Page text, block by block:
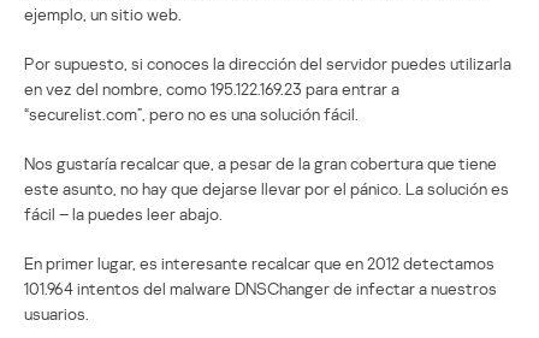
ejemplo, un sitio web.
Por supuesto, si conoces la dirección del servidor puedes utilizarla
en vez del nombre, como 195.122.169.23 para entrar a
“securelist.com”, pero no es una solución fácil.
Nos gustaría recalcar que, a pesar de la gran cobertura que tiene
este asunto, no hay que dejarse llevar por el pánico. La solución es
fácil – la puedes leer abajo.
En primer lugar, es interesante recalcar que en 2012 detectamos
101.964 intentos del malware DNSChanger de infectar a nuestros
usuarios.